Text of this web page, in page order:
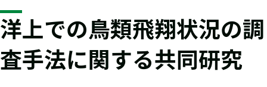
洋上での鳥類飛翔状況の調
査手法に関する共同研究